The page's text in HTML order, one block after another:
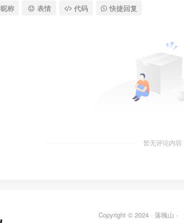
昵称 表情 代码 快捷回复
暂无评论内容
Copyright © 2024 · 落魄山 ·